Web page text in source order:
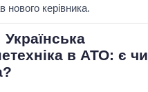
нового керівника.
Українська
в АТО: є чи